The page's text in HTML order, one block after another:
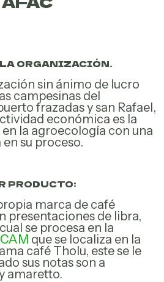
ORGANIZACIÓN.
sin ánimo de lucro
campesinas del
frazadas y san Rafael,
económica es la
la agroecología con una
su proceso.
PRODUCTO:
marca de café
presentaciones de libra,
se procesa en la
que se localiza en la
café Tholu, este se le
sus notas son a
amaretto.
Productos
Agroecológicos
Productos
medicinales